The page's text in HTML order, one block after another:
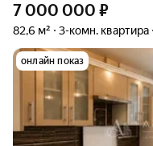
7 000 000 ₽
82,6 м² 3-комн. квартира
онлайн показ